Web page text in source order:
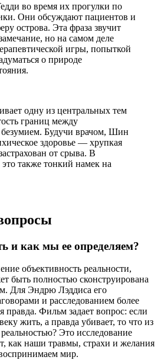
во время их прогулки по
Они обсуждают пациентов и
острова. Эта фраза звучит
но на самом деле
игры, попыткой
о природе
одну из центральных тем
границ между
Будучи врачом, Шин
здоровье — хрупкая
от срыва. В
также тонкий намек на
и как мы ее определяем?
объективность реальности,
быть полностью сконструирована
Для Эндрю Лэддиса его
и расследованием более
правда. Фильм задает вопрос: если
жить, а правда убивает, то что из
Это исследование
как наши травмы, страхи и желания
мир.